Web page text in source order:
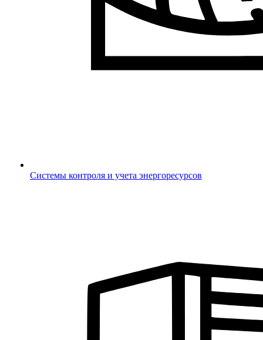
Системы контроля и учета энергоресурсов